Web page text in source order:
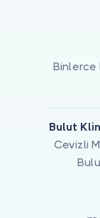
Binlerce
Bulut
Cevizli